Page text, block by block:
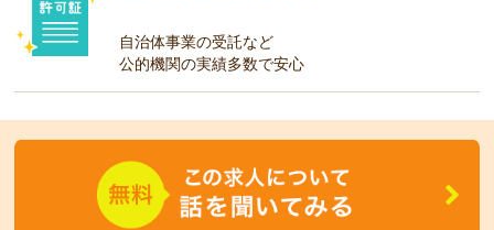
自治体事業の受託など
公的機関の実績多数で安心